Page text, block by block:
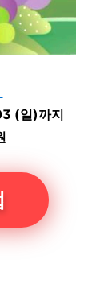
(일)까지